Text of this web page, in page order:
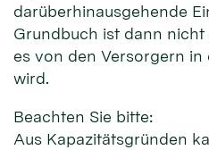
darüberhinausgehende
Grundbuch ist dann
es von den Versorgern
wird.
Beachten Sie bitte:
Aus Kapazitätsgründen